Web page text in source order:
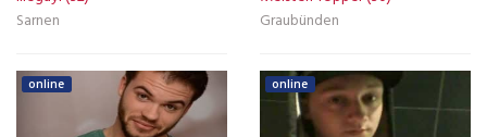
Sarnen
Graubünden
online online